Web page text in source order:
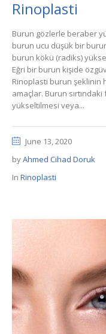
Rinoplasti
Burun gözlerle beraber
burun ucu düşük bir
burun kökü (radiks)
Eğri bir burun kişide
Rinoplasti burun şeklinin
amaçlar. Burun sırtındaki
yükseltilmesi veya...
June 13, 2020
byAhmed Cihad Doruk
In Rinoplasti